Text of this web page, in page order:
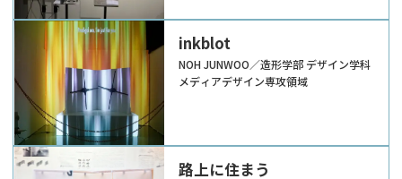
inkblot
NOH JUNWOO／造形学部 デザイン学科
メディアデザイン専攻領域
路上に住まう